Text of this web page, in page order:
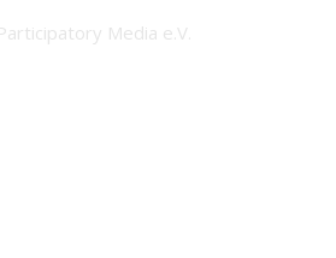
Media e.V.